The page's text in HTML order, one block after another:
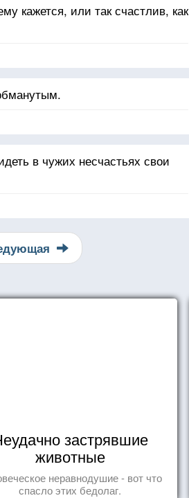
кажется, или так счастлив, как
в чужих несчастьях свои
застрявшие
животные
неравнодушие - вот что
спасло этих бедолаг.